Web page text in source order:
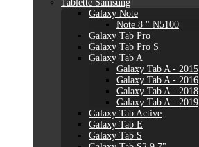
Tablette Samsung
Galaxy Note
Note 8 " N5100
Galaxy Tab Pro
Galaxy Tab Pro S
Galaxy Tab A
Galaxy Tab A - 2015
Galaxy Tab A - 2016
Galaxy Tab A - 2018
Galaxy Tab A - 2019
Galaxy Tab Active
Galaxy Tab E
Galaxy Tab S